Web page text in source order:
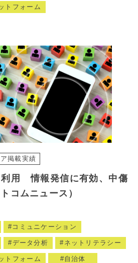
トフォーム
掲載実績
利用 情報発信に有効、中傷
コムニュース）
コミュニケーション
データ分析 ネットリテラシー
トフォーム 自治体